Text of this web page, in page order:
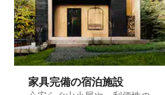
家具完備の宿⁠泊⁠施⁠設